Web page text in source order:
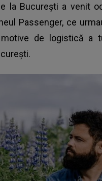
la București a venit
Passenger, ce
de logistică a